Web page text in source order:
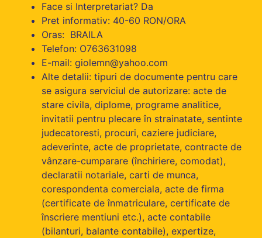
Face si Interpretariat? Da
Pret informativ: 40-60 RON/ORA
Oras: BRAILA
Telefon: O763631098
E-mail: giolemn@yahoo.com
Alte detalii: tipuri de documente pentru care
se asigura serviciul de autorizare: acte de
stare civila, diplome, programe analitice,
invitatii pentru plecare în strainatate, sentinte
judecatoresti, procuri, caziere judiciare,
adeverinte, acte de proprietate, contracte de
vânzare-cumparare (închiriere, comodat),
declaratii notariale, carti de munca,
corespondenta comerciala, acte de firma
(certificate de înmatriculare, certificate de
înscriere mentiuni etc.), acte contabile
(bilanturi, balante contabile), expertize,